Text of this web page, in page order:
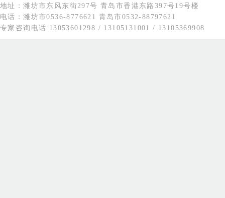
地址：潍坊市东风东街297号 青岛市香港东路397号19号楼
电话：潍坊市0536-8776621 青岛市0532-88797621
专家咨询电话:13053601298 / 13105131001 / 13105369908